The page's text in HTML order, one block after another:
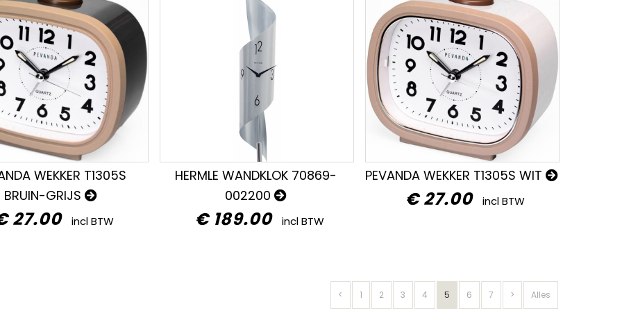
WEKKER T1305S
BRUIN-GRIJS
27.00 incl BTW
HERMLE WANDKLOK 70869-
002200
€ 189.00 incl BTW
PEVANDA WEKKER T1305S WIT
€ 27.00 incl BTW
< 1 2 3 4 5 6 7 > Alles